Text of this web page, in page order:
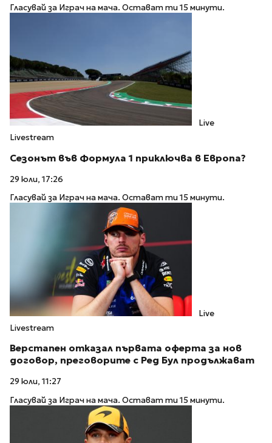
Гласувай за Играч на мача. Остават ти 15 минути.
Live
Livestream
Сезонът във Формула 1 приключва в Европа?
29 юли, 17:26
Гласувай за Играч на мача. Остават ти 15 минути.
Live
Livestream
Верстапен отказал първата оферта за нов
договор, преговорите с Ред Бул продължават
29 юли, 11:27
Гласувай за Играч на мача. Остават ти 15 минути.